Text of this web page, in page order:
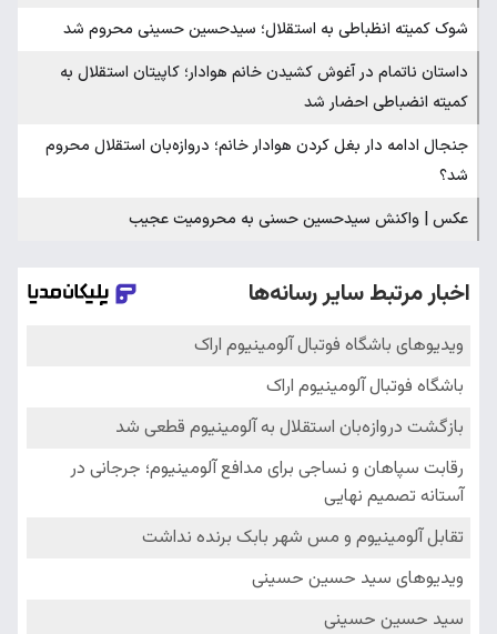
شوک کمیته انظباطی به استقلال؛ سیدحسین حسینی محروم شد
داستان ناتمام در آغوش کشیدن خانم هوادار؛ کاپیتان استقلال به
کمیته انضباطی احضار شد
جنجال ادامه دار بغل کردن هوادار خانم؛ دروازه‌بان استقلال محروم
شد؟
عکس | واکنش سیدحسین حسنی به محرومیت عجیب